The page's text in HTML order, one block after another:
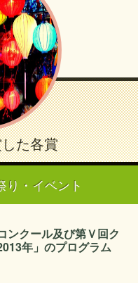
た各賞
り・イベント
ンクール及び第Ｖ回ク
年」のプログラム